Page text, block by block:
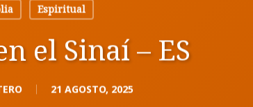
Espiritual
el Sinaí – ES
21 AGOSTO, 2025